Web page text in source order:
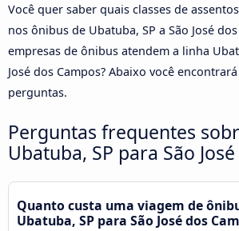
Você quer saber quais classes de
nos ônibus de Ubatuba, SP a São José
empresas de ônibus atendem a linha
José dos Campos? Abaixo você
perguntas.
Perguntas frequentes
Ubatuba, SP para São
Quanto custa uma viagem de
Ubatuba, SP para São José dos